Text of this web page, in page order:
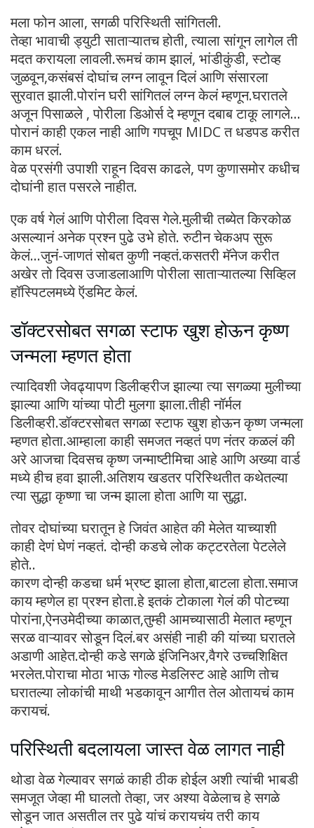
मला फोन आला, सगळी परिस्थिती सांगितली.
तेव्हा भावाची ड्युटी साताऱ्यातच होती, त्याला सांगून लागेल ती
मदत करायला लावली.रूमचं काम झालं, भांडीकुंडी, स्टोव्ह
जुळवून,कसंबसं दोघांच लग्न लावून दिलं आणि संसारला
सुरवात झाली.पोरांन घरी सांगितलं लग्न केलं म्हणून.घरातले
अजून पिसाळले , पोरीला डिओर्स दे म्हणून दबाब टाकू लागले…
पोरानं काही एकल नाही आणि गपचूप MIDC त धडपड करीत
काम धरलं.
वेळ प्रसंगी उपाशी राहून दिवस काढले, पण कुणासमोर कधीच
दोघांनी हात पसरले नाहीत.
एक वर्ष गेलं आणि पोरीला दिवस गेले.मुलीची तब्येत किरकोळ
असल्यानं अनेक प्रश्न पुढे उभे होते. रुटीन चेकअप सुरू
केलं…जुनं-जाणतं सोबत कुणी नव्हतं.कसतरी मॅनेज करीत
अखेर तो दिवस उजाडलाआणि पोरीला साताऱ्यातल्या सिव्हिल
हॉस्पिटलमध्ये ऍडमिट केलं.
डॉक्टरसोबत सगळा स्टाफ खुश होऊन कृष्ण
जन्मला म्हणत होता
त्यादिवशी जेवढ्यापण डिलीव्हरीज झाल्या त्या सगळ्या मुलीच्या
झाल्या आणि यांच्या पोटी मुलगा झाला.तीही नॉर्मल
डिलीव्हरी.डॉक्टरसोबत सगळा स्टाफ खुश होऊन कृष्ण जन्मला
म्हणत होता.आम्हाला काही समजत नव्हतं पण नंतर कळलं की
अरे आजचा दिवसच कृष्ण जन्माष्टीमिचा आहे आणि अख्या वार्ड
मध्ये हीच हवा झाली.अतिशय खडतर परिस्थितीत कथेतल्या
त्या सुद्धा कृष्णा चा जन्म झाला होता आणि या सुद्धा.
तोवर दोघांच्या घरातून हे जिवंत आहेत की मेलेत याच्याशी
काही देणं घेणं नव्हतं. दोन्ही कडचे लोक कट्टरतेला पेटलेले
होते..
कारण दोन्ही कडचा धर्म भ्रष्ट झाला होता,बाटला होता.समाज
काय म्हणेल हा प्रश्न होता.हे इतकं टोकाला गेलं की पोटच्या
पोरांना,ऐनउमेदीच्या काळात,तुम्ही आमच्यासाठी मेलात म्हणून
सरळ वाऱ्यावर सोडून दिलं.बर असंही नाही की यांच्या घरातले
अडाणी आहेत.दोन्ही कडे सगळे इंजिनिअर,वैगरे उच्चशिक्षित
भरलेत.पोराचा मोठा भाऊ गोल्ड मेडलिस्ट आहे आणि तोच
घरातल्या लोकांची माथी भडकावून आगीत तेल ओतायचं काम
करायचं.
परिस्थिती बदलायला जास्त वेळ लागत नाही
थोडा वेळ गेल्यावर सगळं काही ठीक होईल अशी त्यांची भाबडी
समजूत जेव्हा मी घालतो तेव्हा, जर अश्या वेळेलाच हे सगळे
सोडून जात असतील तर पुढे यांचं करायचंय तरी काय